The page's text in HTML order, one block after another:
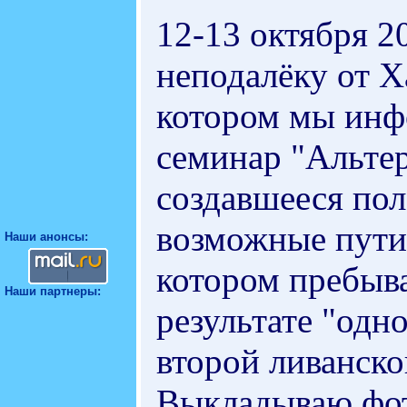
Наши анонсы:
Наши партнеры:
12-13 октября
неподалёку от
котором мы
семинар
создавшееся
возможные
котором
результате
второй